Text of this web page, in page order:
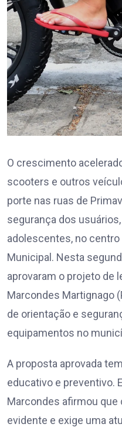
O crescimento
scooters e outros
porte nas ruas de
segurança dos
adolescentes, no
Municipal. Nesta
aprovaram o projeto de
Marcondes Martignago
de orientação e
equipamentos no
A proposta aprovada
educativo e preventivo.
Marcondes afirmou que
evidente e exige uma